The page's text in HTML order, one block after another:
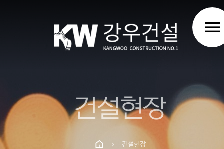
menu
건설현장
chevron_right 건설현장